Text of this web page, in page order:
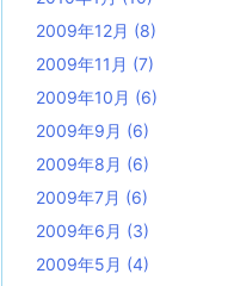
2009年12月 (8)
2009年11月 (7)
2009年10月 (6)
2009年9月 (6)
2009年8月 (6)
2009年7月 (6)
2009年6月 (3)
2009年5月 (4)